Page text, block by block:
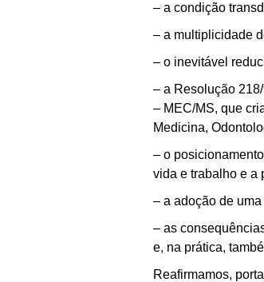
– a condição
– a multiplicidade
– o inevitável
– a Resolução
– MEC/MS, que
Medicina,
– o
vida e trabalho e a
– a adoção de
– as
e, na prática,
Reafirmamos,